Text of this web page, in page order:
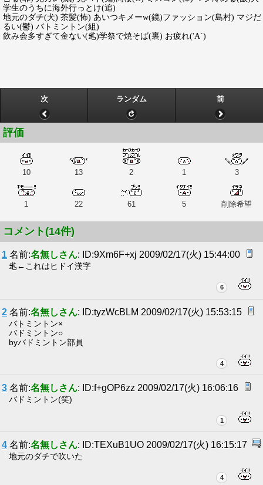
学生のうちに海外行っとけ(追)
地元のダチ(犬) 茶髪(怖) あいつキメーw(鏡)ファッション(島村) マジだ
るい(鬱) バトミントン(組)
飲み会多すぎて金ない(毟)学祭で焼そば(裏) お疲れ('A`)
次 ランダム 前
評価
10 13 2 1 3
1 22 61 5 削除希望
コメント(14件)
1 名前:名無しさん: ID:9Xm6F+xj 2009/02/17(火) 15:44:00
毟←これはヒドイ漢字
6
2 名前:名無しさん: ID:tyzWcBLM 2009/02/17(火) 15:53:15
バトミントン×
バドミントン○
byバドミントン部員
4
3 名前:名無しさん: ID:f+gOP6zz 2009/02/17(火) 16:06:16
バドミントン(笑)
1
4 名前:名無しさん: ID:TEXuB1UO 2009/02/17(火) 16:15:17
地元のダチで吹いた
4